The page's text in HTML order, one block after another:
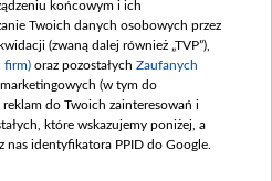
końcowym i ich
Twoich danych osobowych przez
(zwaną dalej również „TVP”),
firm) oraz pozostałych Zaufanych
marketingowych (w tym do
do Twoich zainteresowań i
które wskazujemy poniżej, a
nas identyfikatora PPID do Google.